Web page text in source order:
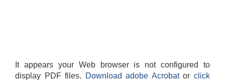
It appears your Web browser is not configured to
display PDF files.
Download adobe Acrobatorclick